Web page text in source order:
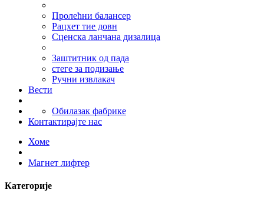
Пролећни балансер
Рацхет тие довн
Сценска ланчана дизалица
Заштитник од пада
стеге за подизање
Ручни извлакач
Вести
Обилазак фабрике
Контактирајте нас
Хоме
Магнет лифтер
Категорије